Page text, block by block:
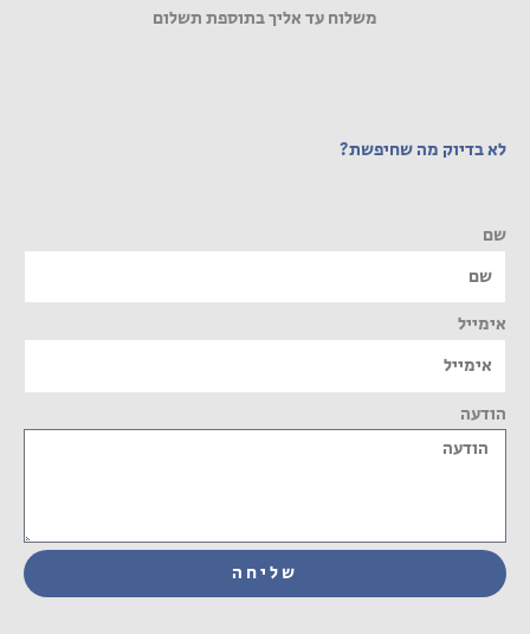
משלוח עד אליך בתוספת תשלום
לא בדיוק מה שחיפשת?
שם
אימייל
הודעה
שליחה